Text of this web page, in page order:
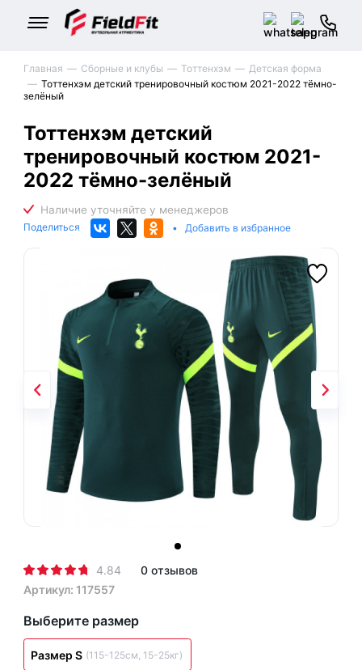
Главная Сборные и клубы Тоттенхэм
Детская форма
Тоттенхэм детский тренировочный костюм 2021-2022 тёмно-
зелёный
Тоттенхэм детский
тренировочный костюм 2021-
2022 тёмно-зелёный
Поделиться • Добавить в избранное
4.84
0 отзывов
Артикул: 117557
Выберите размер
Размер S (115-125см, 15-25кг)